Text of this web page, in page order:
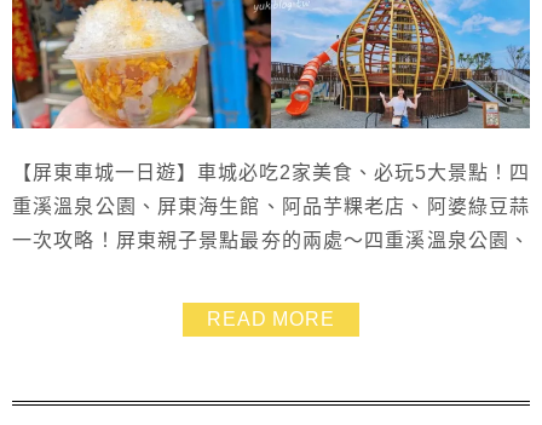
【屏東車城一日遊】車城必吃2家美食、必玩5大景點！四
重溪溫泉公園、屏東海生館、阿品芋粿老店、阿婆綠豆蒜
一次攻略！屏東親子景點最夯的兩處～四重溪溫泉公園、
順路拍一下，車城必吃美食的阿婆綠豆蒜就在屏東車城福
安宮巷內，有來福安宮拜拜的話可不要錯過囉～也可以帶
也要吃一下40年老店的古早味阿品芋粿～車城還有什...
READ MORE